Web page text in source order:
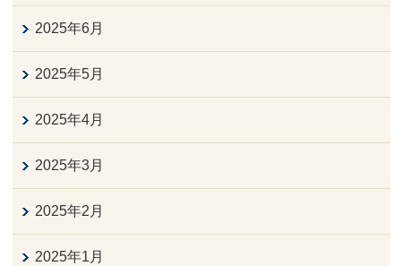
2025年6月
2025年5月
2025年4月
2025年3月
2025年2月
2025年1月